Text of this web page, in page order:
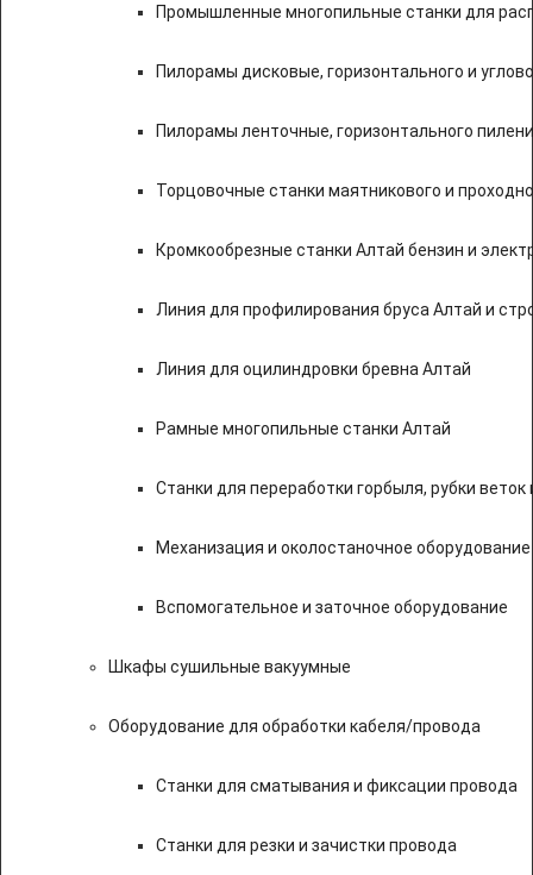
Промышленные многопильные станки для
Пилорамы дисковые, горизонтального и
Пилорамы ленточные, горизонтального
Торцовочные станки маятникового и
Кромкообрезные станки Алтай бензин и
Линия для профилирования бруса Алтай и
Линия для оцилиндровки бревна Алтай
Рамные многопильные станки Алтай
Станки для переработки горбыля, рубки веток
Механизация и околостаночное оборудование
Вспомогательное и заточное оборудование
Шкафы сушильные вакуумные
Оборудование для обработки кабеля/провода
Станки для сматывания и фиксации провода
Станки для резки и зачистки провода